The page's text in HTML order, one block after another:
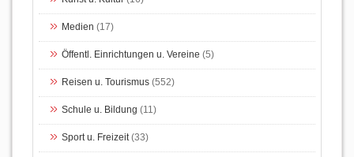
Medien (17)
Öffentl. Einrichtungen u. Vereine (5)
Reisen u. Tourismus (552)
Schule u. Bildung (11)
Sport u. Freizeit(33)